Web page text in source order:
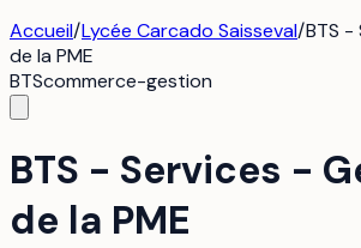
Accueil/Lycée Carcado Saisseval/BTS -
de la PME
BTScommerce-gestion
BTS - Services -
de la PME